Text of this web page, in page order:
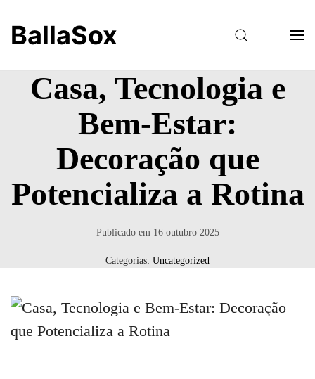
BallaSox
Casa, Tecnologia e
Bem-Estar:
Decoração que
Potencializa a Rotina
Publicado em 16 outubro 2025
Categorias: Uncategorized